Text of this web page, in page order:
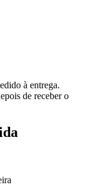
à entrega.
de receber o